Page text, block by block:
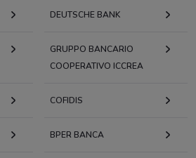
DEUTSCHE BANK
GRUPPO BANCARIO
COOPERATIVO ICCREA
COFIDIS
BPER BANCA